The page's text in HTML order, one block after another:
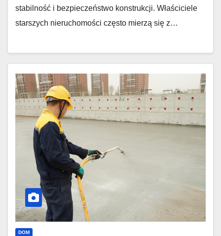
stabilność i bezpieczeństwo konstrukcji. Właściciele
starszych nieruchomości często mierzą się z…
DOM